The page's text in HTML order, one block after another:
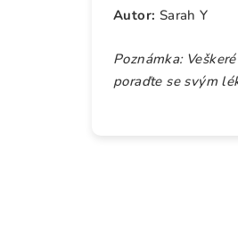
Autor: Sarah Y
Poznámka:
poraďte se svým